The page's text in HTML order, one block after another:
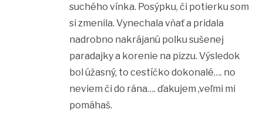
suchého vínka. Posýpku, či potierku som
si zmenila. Vynechala vňať a pridala
nadrobno nakrájanú polku sušenej
paradajky a korenie na pizzu. Výsledok
bol úžasný, to cestíčko dokonalé…. no
neviem či do rána…. ďakujem ,veľmi mi
pomáhaš.